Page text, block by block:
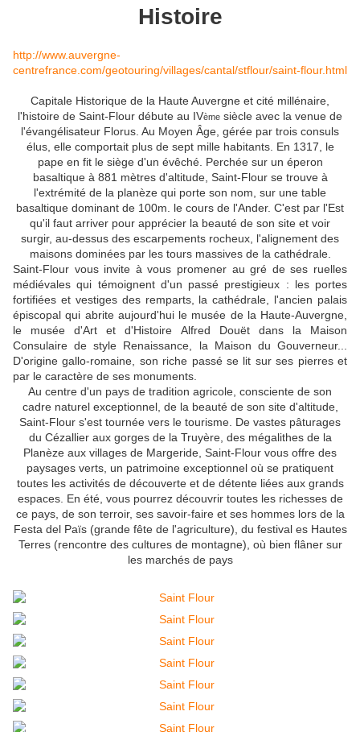
Histoire
http://www.auvergne-
centrefrance.com/geotouring/villages/cantal/stflour/saint-flour.html
Capitale Historique de la Haute Auvergne et cité millénaire,
l'histoire de Saint-Flour débute au IVème siècle avec la venue de
l'évangélisateur Florus. Au Moyen Âge, gérée par trois consuls
élus, elle comportait plus de sept mille habitants. En 1317, le
pape en fit le siège d'un évêché. Perchée sur un éperon
basaltique à 881 mètres d'altitude, Saint-Flour se trouve à
l'extrémité de la planèze qui porte son nom, sur une table
basaltique dominant de 100m. le cours de l'Ander. C'est par l'Est
qu'il faut arriver pour apprécier la beauté de son site et voir
surgir, au-dessus des escarpements rocheux, l'alignement des
maisons dominées par les tours massives de la cathédrale.
Saint-Flour vous invite à vous promener au gré de ses ruelles
médiévales qui témoignent d'un passé prestigieux : les portes
fortifiées et vestiges des remparts, la cathédrale, l'ancien palais
épiscopal qui abrite aujourd'hui le musée de la Haute-Auvergne,
le musée d'Art et d'Histoire Alfred Douët dans la Maison
Consulaire de style Renaissance, la Maison du Gouverneur...
D'origine gallo-romaine, son riche passé se lit sur ses pierres et
par le caractère de ses monuments.
Au centre d'un pays de tradition agricole, consciente de son
cadre naturel exceptionnel, de la beauté de son site d'altitude,
Saint-Flour s'est tournée vers le tourisme. De vastes pâturages
du Cézallier aux gorges de la Truyère, des mégalithes de la
Planèze aux villages de Margeride, Saint-Flour vous offre des
paysages verts, un patrimoine exceptionnel où se pratiquent
toutes les activités de découverte et de détente liées aux grands
espaces. En été, vous pourrez découvrir toutes les richesses de
ce pays, de son terroir, ses savoir-faire et ses hommes lors de la
Festa del Païs (grande fête de l'agriculture), du festival es Hautes
Terres (rencontre des cultures de montagne), où bien flâner sur
les marchés de pays